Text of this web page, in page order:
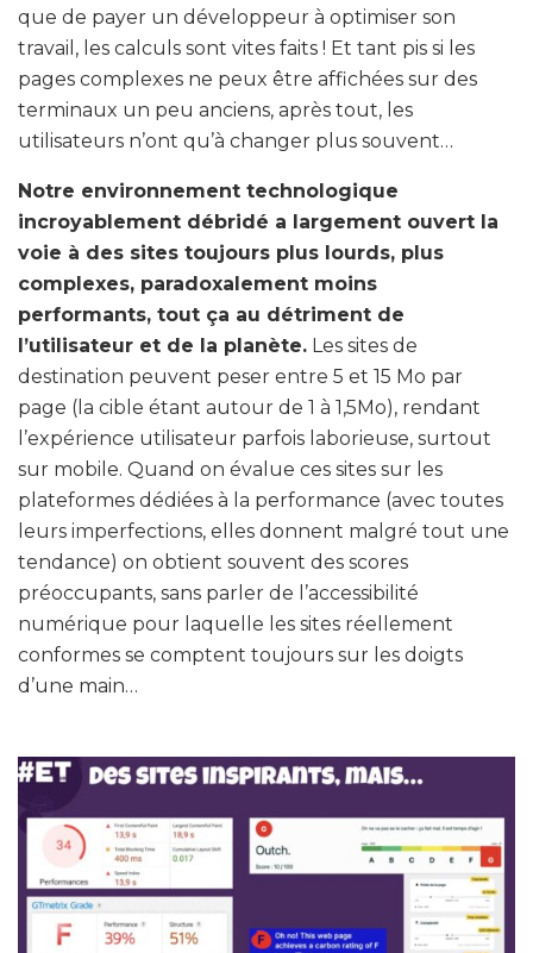
que de payer un développeur à optimiser son
travail, les calculs sont vites faits ! Et tant pis si les
pages complexes ne peux être affichées sur des
terminaux un peu anciens, après tout, les
utilisateurs n’ont qu’à changer plus souvent…
Notre environnement technologique
incroyablement débridé a largement ouvert la
voie à des sites toujours plus lourds, plus
complexes, paradoxalement moins
performants, tout ça au détriment de
l’utilisateur et de la planète. Les sites de
destination peuvent peser entre 5 et 15 Mo par
page (la cible étant autour de 1 à 1,5Mo), rendant
l’expérience utilisateur parfois laborieuse, surtout
sur mobile. Quand on évalue ces sites sur les
plateformes dédiées à la performance (avec toutes
leurs imperfections, elles donnent malgré tout une
tendance) on obtient souvent des scores
préoccupants, sans parler de l’accessibilité
numérique pour laquelle les sites réellement
conformes se comptent toujours sur les doigts
d’une main…